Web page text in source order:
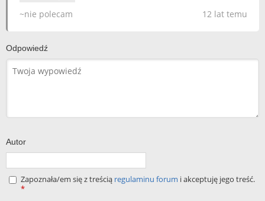
12 lat temu
~nie polecam
Odpowiedź
Autor
Zapoznała/em się z treścią regulaminu forum i akceptuję jego treść.
*